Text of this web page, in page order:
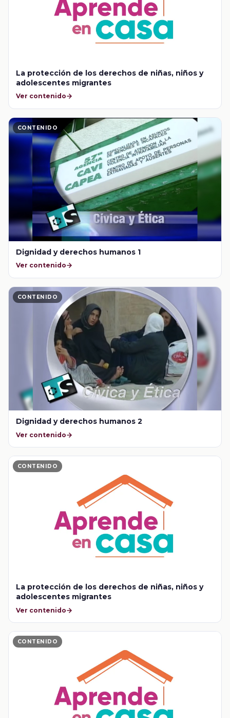
La protección de los derechos de niñas, niños y
adolescentes migrantes
Ver contenido
CONTENIDO
Dignidad y derechos humanos 1
Ver contenido
CONTENIDO
Dignidad y derechos humanos 2
Ver contenido
CONTENIDO
La protección de los derechos de niñas, niños y
adolescentes migrantes
Ver contenido
CONTENIDO